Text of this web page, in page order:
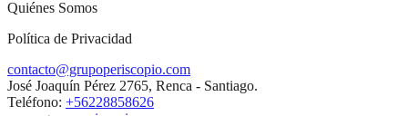
Quiénes Somos
Política de Privacidad
contacto@grupoperiscopio.com
José Joaquín Pérez 2765, Renca - Santiago.
Teléfono: +56228858626